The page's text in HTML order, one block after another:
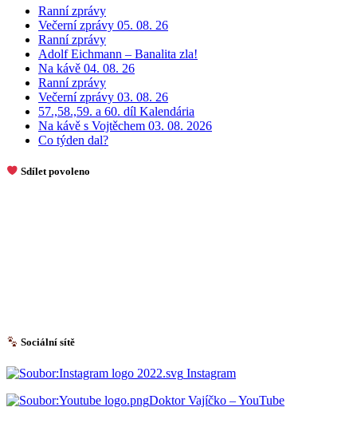
Ranní zprávy
Večerní zprávy 05. 08. 26
Ranní zprávy
Adolf Eichmann – Banalita zla!
Na kávě 04. 08. 26
Ranní zprávy
Večerní zprávy 03. 08. 26
57.,58.,59. a 60. díl Kalendária
Na kávě s Vojtěchem 03. 08. 2026
Co týden dal?
Sdílet povoleno
Sociální sítě
Instagram
Doktor Vajíčko – YouTube